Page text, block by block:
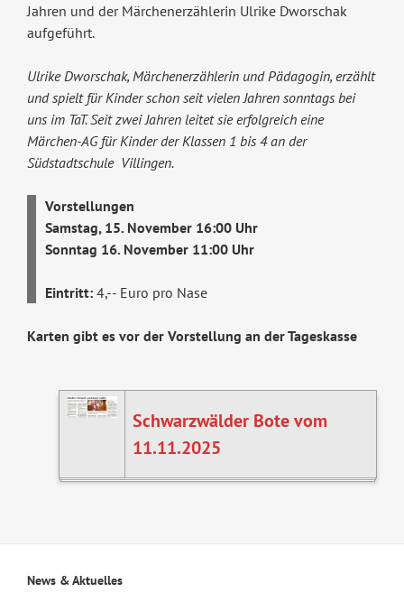
Jahren und der Märchenerzählerin Ulrike Dworschak
aufgeführt.
Ulrike Dworschak, Märchenerzählerin und Pädagogin, erzählt
undspielt für Kinder schon seit vielen Jahren sonntags bei
uns im TaT.Seit zwei Jahren leitet sieerfolgreich eine
Märchen-AG für Kinder der Klassen 1 bis 4 an der
Südstadtschule ­ Villingen.
Vorstellungen
Samstag, 15. November 16:00 Uhr
Sonntag 16. November 11:00 Uhr
Eintritt: 4,-- Euro pro Nase
Karten gibt es vor der Vorstellung an der Tageskasse
Schwarzwälder Bote vom
11.11.2025
News & Aktuelles